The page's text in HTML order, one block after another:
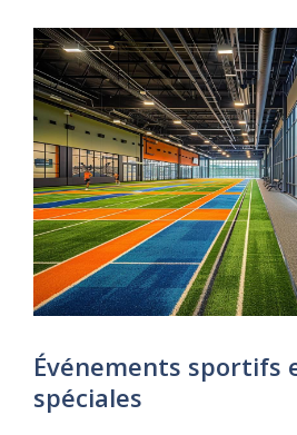
Événements sportifs
spéciales